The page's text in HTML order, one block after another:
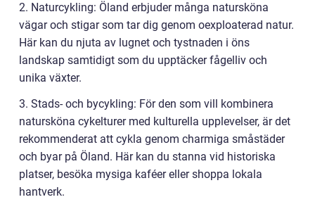
2. Naturcykling: Öland erbjuder många natursköna
vägar och stigar som tar dig genom oexploaterad natur.
Här kan du njuta av lugnet och tystnaden i öns
landskap samtidigt som du upptäcker fågelliv och
unika växter.
3. Stads- och bycykling: För den som vill kombinera
natursköna cykelturer med kulturella upplevelser, är det
rekommenderat att cykla genom charmiga småstäder
och byar på Öland. Här kan du stanna vid historiska
platser, besöka mysiga kaféer eller shoppa lokala
hantverk.